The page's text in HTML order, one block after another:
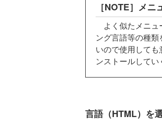
［NOTE］メニ
よく似たメニュ
ング言語等の種
いので使用して
ンストールしてい
言語（HTML）を